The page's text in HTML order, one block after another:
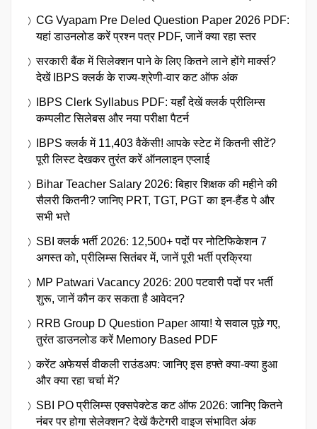
CG Vyapam Pre Deled Question Paper 2026 PDF:
यहां डाउनलोड करें प्रश्न पत्र PDF, जानें क्या रहा स्तर
सरकारी बैंक में सिलेक्शन पाने के लिए कितने लाने होंगे मार्क्स?
देखें IBPS क्लर्क के राज्य-श्रेणी-वार कट ऑफ अंक
IBPS Clerk Syllabus PDF: यहाँ देखें क्लर्क प्रीलिम्स
कम्पलीट सिलेबस और नया परीक्षा पैटर्न
IBPS क्लर्क में 11,403 वैकेंसी! आपके स्टेट में कितनी सीटें?
पूरी लिस्ट देखकर तुरंत करें ऑनलाइन एप्लाई
Bihar Teacher Salary 2026: बिहार शिक्षक की महीने की
सैलरी कितनी? जानिए PRT, TGT, PGT का इन-हैंड पे और
सभी भत्ते
SBI क्लर्क भर्ती 2026: 12,500+ पदों पर नोटिफिकेशन 7
अगस्त को, प्रीलिम्स सितंबर में, जानें पूरी भर्ती प्रक्रिया
MP Patwari Vacancy 2026: 200 पटवारी पदों पर भर्ती
शुरू, जानें कौन कर सकता है आवेदन?
RRB Group D Question Paper आया! ये सवाल पूछे गए,
तुरंत डाउनलोड करें Memory Based PDF
करेंट अफेयर्स वीकली राउंडअप: जानिए इस हफ्ते क्या-क्या हुआ
और क्या रहा चर्चा में?
SBI PO प्रीलिम्स एक्सपेक्टेड कट ऑफ 2026: जानिए कितने
नंबर पर होगा सेलेक्शन? देखें कैटेगरी वाइज संभावित अंक